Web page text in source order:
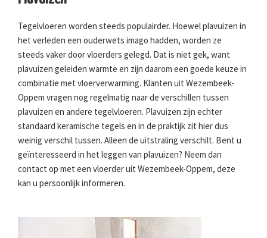
Tegelvloeren worden steeds populairder. Hoewel plavuizen in
het verleden een ouderwets imago hadden, worden ze
steeds vaker door vloerders gelegd. Dat is niet gek, want
plavuizen geleiden warmte en zijn daarom een goede keuze in
combinatie met vloerverwarming. Klanten uit Wezembeek-
Oppem vragen nog regelmatig naar de verschillen tussen
plavuizen en andere tegelvloeren. Plavuizen zijn echter
standaard keramische tegels en in de praktijk zit hier dus
weinig verschil tussen. Alleen de uitstraling verschilt. Bent u
geïnteresseerd in het leggen van plavuizen? Neem dan
contact op met een vloerder uit Wezembeek-Oppem, deze
kan u persoonlijk informeren.